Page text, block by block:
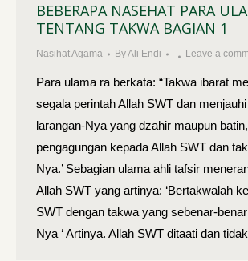
BEBERAPA NASEHAT PARA
TENTANG TAKWA BAGIAN 1
Nasihat Agama ByAli Endi Leave a
Para ulama ra berkata: “Takwa ibarat
segala perintah Allah SWT dan
larangan-Nya yang dzahir maupun
pengagungan kepada Allah SWT dan
Nya.’ Sebagian ulama ahli tafsir
Allah SWT yang artinya: ‘Bertakwalah
SWT dengan takwa yang sebenar-
Nya ‘ Artinya. Allah SWT ditaati dan